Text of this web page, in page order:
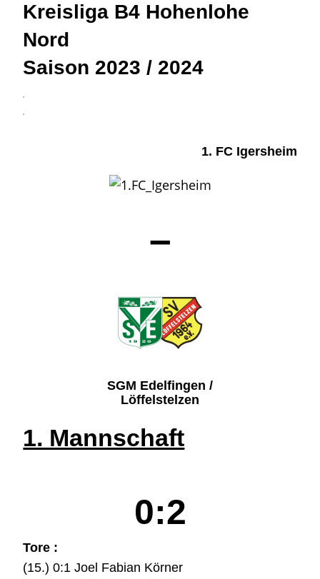
Kreisliga B4 Hohenlohe
Nord
Saison 2023 / 2024
3
4
1. FC Igersheim
–
SGM Edelfingen /
Löffelstelzen
1. Mannschaft
0:2
Tore :
(15.) 0:1 Joel Fabian Körner